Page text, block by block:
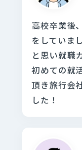
高校卒業後
をしていま
と思い就職
初めての就
頂き旅行会
した！